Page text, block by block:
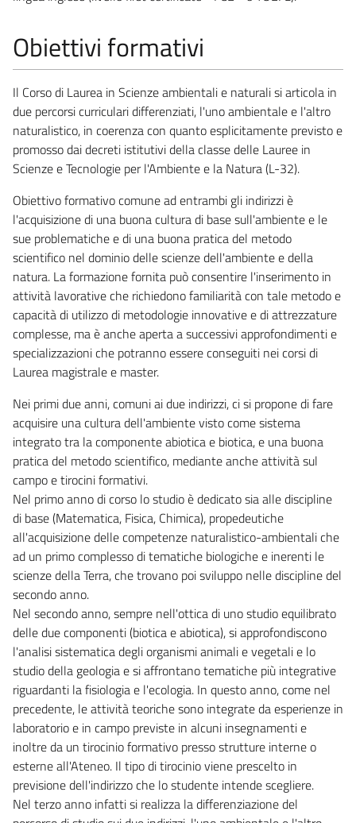
Obiettivi formativi
Il Corso di Laurea in Scienze ambientali e naturali si articola in
due percorsi curriculari differenziati, l'uno ambientale e l'altro
naturalistico, in coerenza con quanto esplicitamente previsto e
promosso dai decreti istitutivi della classe delle Lauree in
Scienze e Tecnologie per l'Ambiente e la Natura (L-32).
Obiettivo formativo comune ad entrambi gli indirizzi è
l'acquisizione di una buona cultura di base sull'ambiente e le
sue problematiche e di una buona pratica del metodo
scientifico nel dominio delle scienze dell'ambiente e della
natura. La formazione fornita può consentire l'inserimento in
attività lavorative che richiedono familiarità con tale metodo e
capacità di utilizzo di metodologie innovative e di attrezzature
complesse, ma è anche aperta a successivi approfondimenti e
specializzazioni che potranno essere conseguiti nei corsi di
Laurea magistrale e master.
Nei primi due anni, comuni ai due indirizzi, ci si propone di fare
acquisire una cultura dell'ambiente visto come sistema
integrato tra la componente abiotica e biotica, e una buona
pratica del metodo scientifico, mediante anche attività sul
campo e tirocini formativi.
Nel primo anno di corso lo studio è dedicato sia alle discipline
di base (Matematica, Fisica, Chimica), propedeutiche
all'acquisizione delle competenze naturalistico-ambientali che
ad un primo complesso di tematiche biologiche e inerenti le
scienze della Terra, che trovano poi sviluppo nelle discipline del
secondo anno.
Nel secondo anno, sempre nell'ottica di uno studio equilibrato
delle due componenti (biotica e abiotica), si approfondiscono
l'analisi sistematica degli organismi animali e vegetali e lo
studio della geologia e si affrontano tematiche più integrative
riguardanti la fisiologia e l'ecologia. In questo anno, come nel
precedente, le attività teoriche sono integrate da esperienze in
laboratorio e in campo previste in alcuni insegnamenti e
inoltre da un tirocinio formativo presso strutture interne o
esterne all'Ateneo. Il tipo di tirocinio viene prescelto in
previsione dell'indirizzo che lo studente intende scegliere.
Nel terzo anno infatti si realizza la differenziazione del